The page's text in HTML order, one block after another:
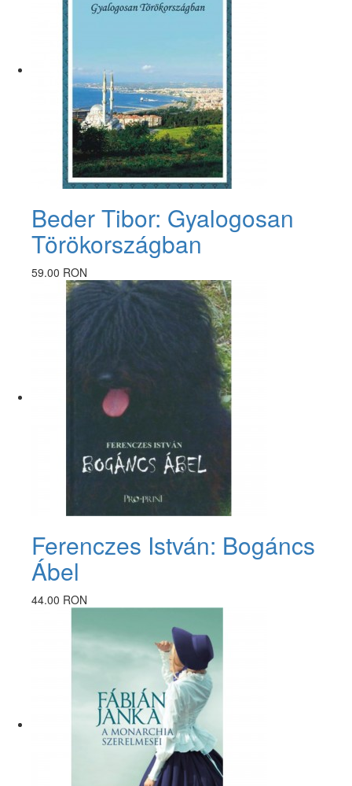
Beder Tibor: Gyalogosan
Törökországban
59.00 RON
Ferenczes István: Bogáncs
Ábel
44.00 RON